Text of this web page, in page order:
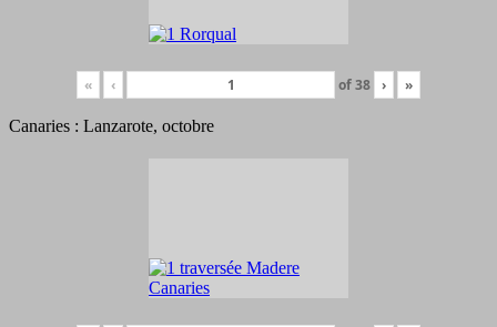
« ‹ of38 › »
Canaries : Lanzarote, octobre